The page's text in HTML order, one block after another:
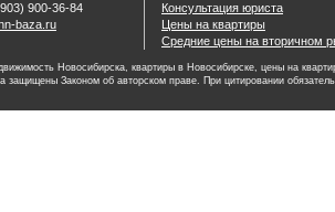
900-36-84
baza.ru
Консультация юриста
Цены на квартиры
Средние цены на вторичном
Новосибирска, квартиры в Новосибирске, цены на
защищены Законом об авторском праве. При цитировании